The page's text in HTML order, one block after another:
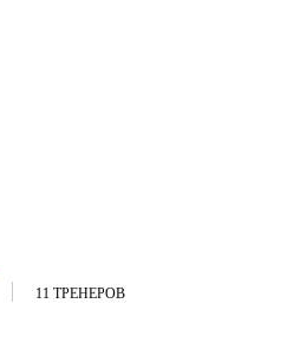
11 ТРЕНЕРОВ